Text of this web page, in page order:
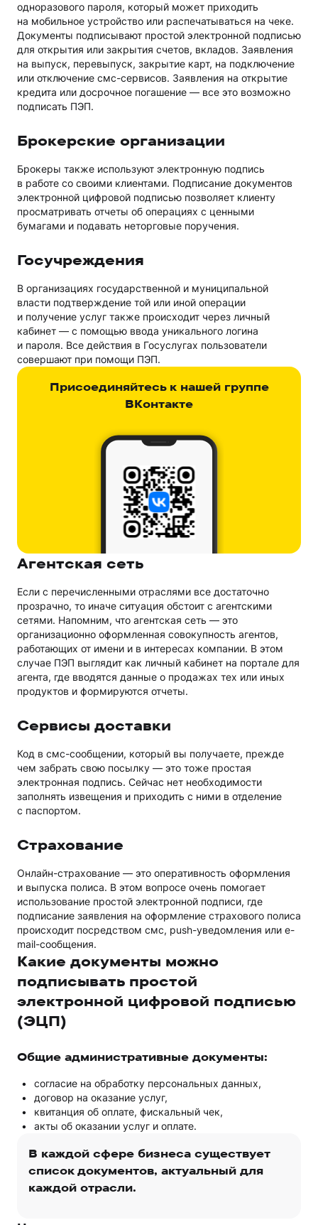
одноразового пароля, который может приходить
на мобильное устройство или распечатываться на чеке.
Документы подписывают простой электронной подписью
для открытия или закрытия счетов, вкладов. Заявления
на выпуск, перевыпуск, закрытие карт, на подключение
или отключение смс-сервисов. Заявления на открытие
кредита или досрочное погашение — все это возможно
подписать ПЭП.
Брокерские организации
Брокеры также используют электронную подпись
в работе со своими клиентами. Подписание документов
электронной цифровой подписью позволяет клиенту
просматривать отчеты об операциях с ценными
бумагами и подавать неторговые поручения.
Госучреждения
В организациях государственной и муниципальной
власти подтверждение той или иной операции
и получение услуг также происходит через личный
кабинет — с помощью ввода уникального логина
и пароля. Все действия в Госуслугах пользователи
совершают при помощи ПЭП.
Присоединяйтесь к нашей группе
ВКонтакте
Агентская сеть
Если с перечисленными отраслями все достаточно
прозрачно, то иначе ситуация обстоит с агентскими
сетями. Напомним, что агентская сеть — это
организационно оформленная совокупность агентов,
работающих от имени и в интересах компании. В этом
случае ПЭП выглядит как личный кабинет на портале для
агента, где вводятся данные о продажах тех или иных
продуктов и формируются отчеты.
Сервисы доставки
Код в смс-сообщении, который вы получаете, прежде
чем забрать свою посылку — это тоже простая
электронная подпись. Сейчас нет необходимости
заполнять извещения и приходить с ними в отделение
с паспортом.
Страхование
Онлайн-страхование — это оперативность оформления
и выпуска полиса. В этом вопросе очень помогает
использование простой электронной подписи, где
подписание заявления на оформление страхового полиса
происходит посредством смс, push-уведомления или e-
mail-сообщения.
Какие документы можно
подписывать простой
электронной цифровой подписью
(ЭЦП)
Общие административные документы:
согласие на обработку персональных данных,
договор на оказание услуг,
квитанция об оплате, фискальный чек,
акты об оказании услуг и оплате.
В каждой сфере бизнеса существует
список документов, актуальный для
каждой отрасли.